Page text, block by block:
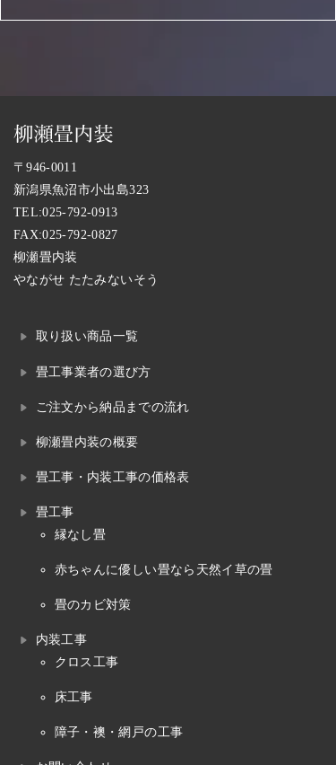
〒946-0011
新潟県魚沼市小出島323
TEL:025-792-0913
FAX:025-792-0827
柳瀬畳内装
やながせ たたみないそう
取り扱い商品一覧
畳工事業者の選び方
ご注文から納品までの流れ
柳瀬畳内装の概要
畳工事・内装工事の価格表
畳工事
縁なし畳
赤ちゃんに優しい畳なら天然イ草の畳
畳のカビ対策
内装工事
クロス工事
床工事
障子・襖・網戸の工事